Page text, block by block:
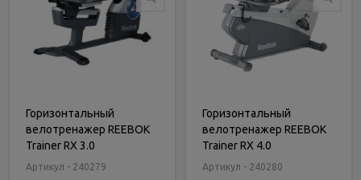
Горизонтальный
велотренажер REEBOK
Trainer RX 3.0
(RBEX14010)
Артикул - 240279
Горизонтальный
велотренажер REEBOK
Trainer RX 4.0
(RBEX14910)
Артикул - 240280